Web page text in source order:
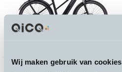
Wij maken gebruik van cookies